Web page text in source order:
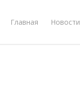
Главная Новости